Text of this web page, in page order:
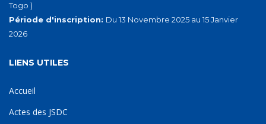
Togo )
Période d'inscription: Du 13 Novembre 2025 au 15 Janvier
2026
LIENS UTILES
Accueil
Actes des JSDC